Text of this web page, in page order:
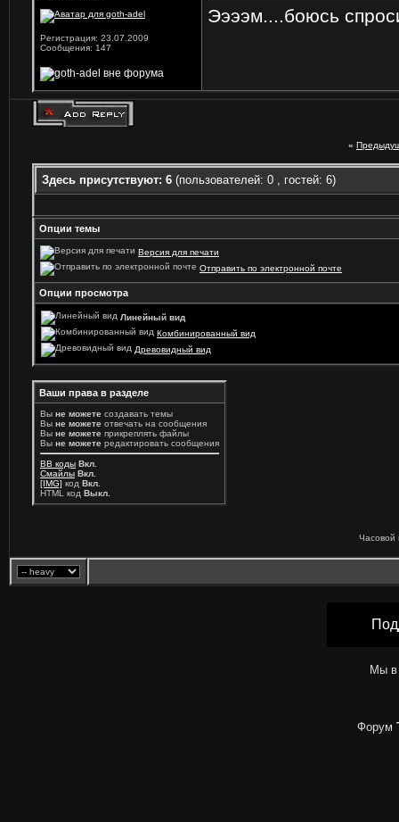
Регистрация: 23.07.2009
Сообщения: 147
Ээээм....боюсь
«
Здесь присутствуют: 6 (пользователей: 0 , гостей: 6)
Опции темы
Версия для печати
Отправить по электронной почте
Опции просмотра
Линейный вид
Комбинированный вид
Древовидный вид
Ваши права в разделе
Вы не можете создавать темы
Вы не можете отвечать на сообщения
Вы не можете прикреплять файлы
Вы не можете редактировать сообщения
BB коды Вкл.
Смайлы Вкл.
[IMG] код Вкл.
HTML код Выкл.
Часовой
Мы в
Форум